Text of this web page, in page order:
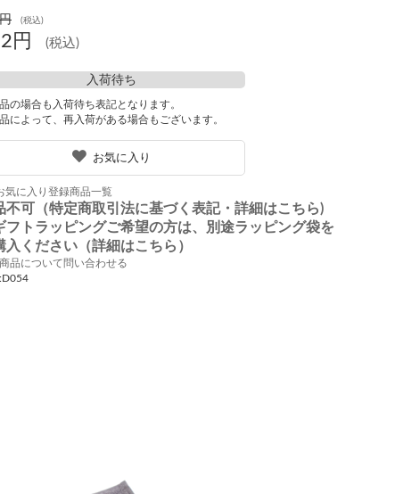
(税込)
円 (税込)
入荷待ち
の場合も入荷待ち表記となります。
によって、再入荷がある場合もございます。
お気に入り
気に入り登録商品一覧
不可（特定商取引法に基づく表記・詳細はこちら)
トラッピングご希望の方は、別途ラッピング袋を
入ください（詳細はこちら）
品について問い合わせる